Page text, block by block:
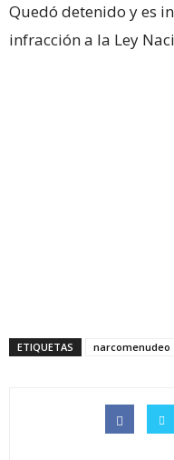
Quedó detenido y es
infracción a la Ley
ETIQUETAS narcomenudeo